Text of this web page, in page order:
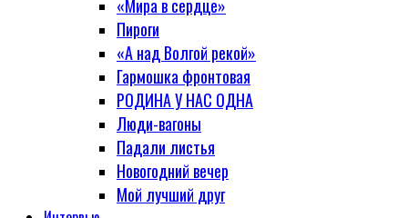
«Мира в сердце»
Пироги
«А над Волгой рекой»
Гармошка фронтовая
РОДИНА У НАС ОДНА
Люди-вагоны
Падали листья
Новогодний вечер
Мой лучший друг